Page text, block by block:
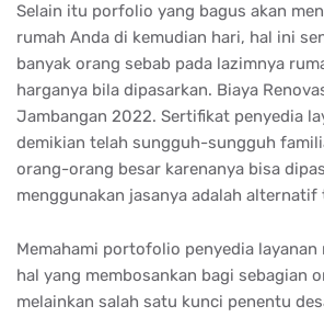
Selain itu porfolio yang bagus akan
rumah Anda di kemudian hari, hal ini
banyak orang sebab pada lazimnya
harganya bila dipasarkan. Biaya
Jambangan 2022. Sertifikat penyedia
demikian telah sungguh-sungguh
orang-orang besar karenanya bisa
menggunakan jasanya adalah alternatif
Memahami portofolio penyedia layanan
hal yang membosankan bagi sebagian
melainkan salah satu kunci penentu